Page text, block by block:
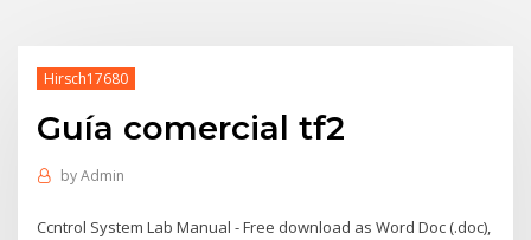
Hirsch17680
Guía comercial tf2
byAdmin
Ccntrol System Lab Manual - Free download as Word Doc (.doc),